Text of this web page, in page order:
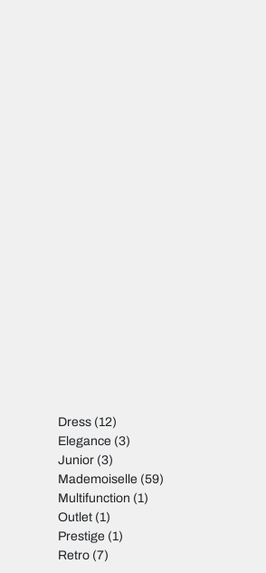
Dress(12)
Elegance (3)
Junior(3)
Mademoiselle (59)
Multifunction (1)
Outlet(1)
Prestige (1)
Retro(7)